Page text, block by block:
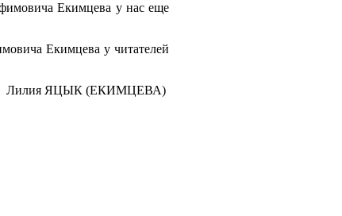
Екимцева у нас еще
Екимцева у читателей
Лилия ЯЦЫК (ЕКИМЦЕВА)